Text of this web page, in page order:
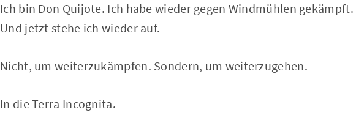
Ich bin Don Quijote. Ich habe wieder gegen Windmühlen
Und jetzt stehe ich wieder auf.
Nicht, um weiterzukämpfen. Sondern, um weiterzugehen.
In die Terra Incognita.